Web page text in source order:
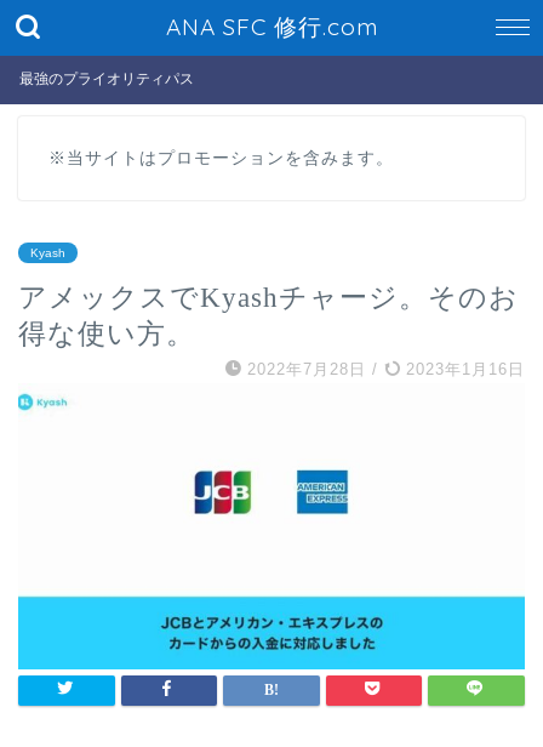
ANA SFC 修行.com
最強のプライオリティパス
※当サイトはプロモーションを含みます。
Kyash
アメックスでKyashチャージ。そのお
得な使い方。
2022年7月28日 / 2023年1月16日